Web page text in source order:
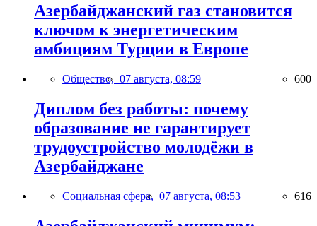
Азербайджанский газ становится
ключом к энергетическим
амбициям Турции в Европе
Общество, 07 августа, 08:59 600
Диплом без работы: почему
образование не гарантирует
трудоустройство молодёжи в
Азербайджане
Социальная сфера, 07 августа, 08:53 616